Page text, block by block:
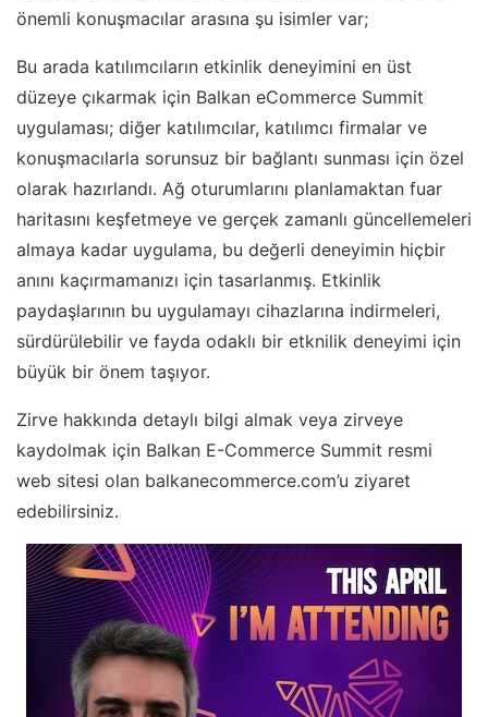
önemli konuşmacılar arasına şu isimler var;
Bu arada katılımcıların etkinlik deneyimini en üst
düzeye çıkarmak için Balkan eCommerce Summit
uygulaması; diğer katılımcılar, katılımcı firmalar ve
konuşmacılarla sorunsuz bir bağlantı sunması için özel
olarak hazırlandı. Ağ oturumlarını planlamaktan fuar
haritasını keşfetmeye ve gerçek zamanlı güncellemeleri
almaya kadar uygulama, bu değerli deneyimin hiçbir
anını kaçırmamanızı için tasarlanmış. Etkinlik
paydaşlarının bu uygulamayı cihazlarına indirmeleri,
sürdürülebilir ve fayda odaklı bir etknilik deneyimi için
büyük bir önem taşıyor.
Zirve hakkında detaylı bilgi almak veya zirveye
kaydolmak için Balkan E-Commerce Summit resmi
web sitesi olan balkanecommerce.com’u ziyaret
edebilirsiniz.